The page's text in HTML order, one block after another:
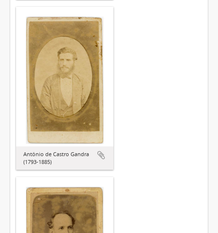
Antônio de Castro Gandra
(1793-1885)